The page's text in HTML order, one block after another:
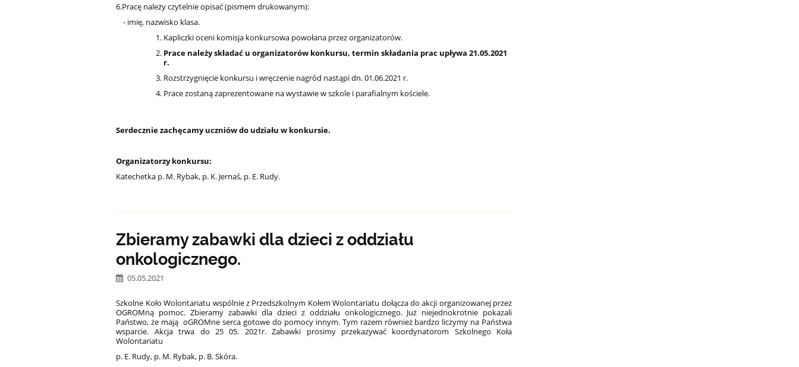
6.Pracę należy czytelnie opisać (pismem drukowanym):
- imię, nazwisko klasa.
Kapliczki oceni komisja konkursowa powołana przez organizatorów.
Prace należy składać u organizatorów konkursu, termin składania prac upływa 21.05.2021
r.
Rozstrzygnięcie konkursu i wręczenie nagród nastąpi dn. 01.06.2021 r.
Prace zostaną zaprezentowane na wystawie w szkole i parafialnym kościele.
Serdecznie zachęcamy uczniów do udziału w konkursie.
Organizatorzy konkursu:
Katechetka p. M. Rybak, p. K. Jernaś, p. E. Rudy.
Zbieramy zabawki dla dzieci z oddziału
onkologicznego.
05.05.2021
Szkolne Koło Wolontariatu wspólnie z Przedszkolnym Kołem Wolontariatu dołącza do akcji organizowanej przez
OGROMną pomoc. Zbieramy zabawki dla dzieci z oddziału onkologicznego. Już niejednokrotnie pokazali
Państwo, że mają oGROMne serca gotowe do pomocy innym. Tym razem również bardzo liczymy na Państwa
wsparcie. Akcja trwa do 25 05. 2021r. Zabawki prosimy przekazywać koordynatorom Szkolnego Koła
Wolontariatu
p. E. Rudy, p. M. Rybak, p. B. Skóra.